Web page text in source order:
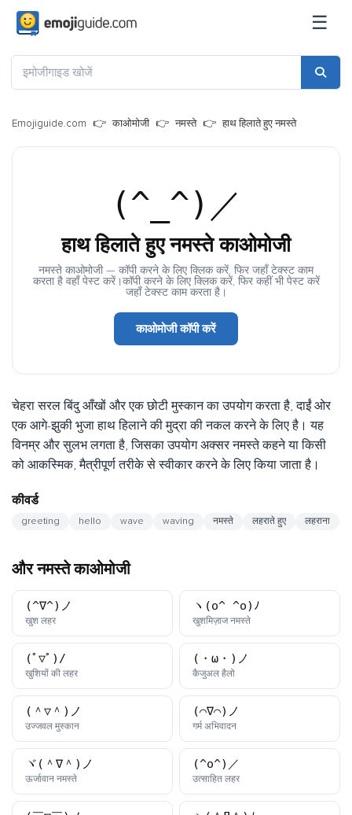
☰
Emojiguide.com काओमोजी नमस्ते हाथ हिलाते हुए नमस्ते
(^_^)／
हाथ हिलाते हुए नमस्ते काओमोजी
नमस्ते काओमोजी — कॉपी करने के लिए क्लिक करें, फिर जहाँ टेक्स्ट काम
करता है वहाँ पेस्ट करें।कॉपी करने के लिए क्लिक करें, फिर कहीं भी पेस्ट करें
जहाँ टेक्स्ट काम करता है।
काओमोजी कॉपी करें
चेहरा सरल बिंदु आँखों और एक छोटी मुस्कान का उपयोग करता है, दाईं ओर
एक आगे-झुकी भुजा हाथ हिलाने की मुद्रा की नकल करने के लिए है। यह
विनम्र और सुलभ लगता है, जिसका उपयोग अक्सर नमस्ते कहने या किसी
को आकस्मिक, मैत्रीपूर्ण तरीके से स्वीकार करने के लिए किया जाता है।
कीवर्ड
greeting hello wave waving नमस्ते लहराते हुए लहराना
और नमस्ते काओमोजी
(^∇^)ノ
खुश लहरकाओमोजी
ヽ(o^ ^o)ﾉ
खुशमिज़ाज नमस्तेकाओमोजी
(ﾟ▽ﾟ)/
खुशियों की लहरकाओमोजी
(・ω・)ノ
कैजुअल हैलोकाओमोजी
(＾▽＾)ノ
उज्जवल मुस्कानकाओमोजी
(⌒∇⌒)ノ
गर्म अभिवादनकाओमोजी
ヾ(＾∇＾)ノ
ऊर्जावान नमस्तेकाओमोजी
(^o^)／
उत्साहित लहरकाओमोजी